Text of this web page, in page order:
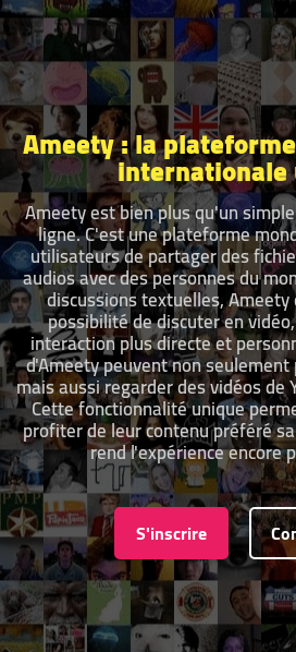
Ameety : la
Ameety est bien plus qu'un
ligne. C'est une plateforme
utilisateurs de partager des
audios avec des personnes du
discussions textuelles,
possibilité de discuter en
interaction plus directe et
d'Ameety peuvent non
mais aussi regarder des vidéos de
Cette fonctionnalité unique
profiter de leur contenu préféré
rend l'expérience encore
S'inscrire